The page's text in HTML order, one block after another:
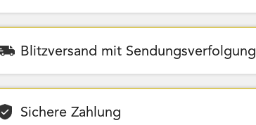
Blitzversand mit Sendungsverfolgung
Sichere Zahlung